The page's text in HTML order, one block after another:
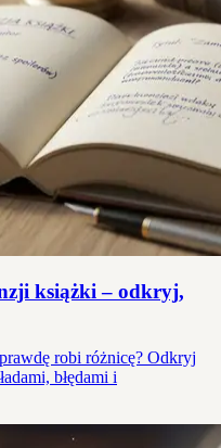
książki – odkryj,
robi różnicę? Odkryj
błędami i